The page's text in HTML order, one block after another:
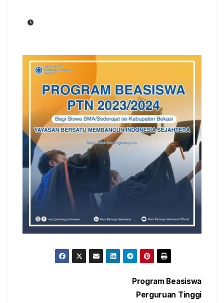
Program Beasiswa
Perguruan Tinggi